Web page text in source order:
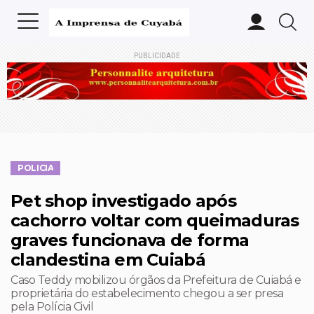
PUBLICIDADE
POLICIA
Pet shop investigado após
cachorro voltar com queimaduras
graves funcionava de forma
clandestina em Cuiabá
Caso Teddy mobilizou órgãos da Prefeitura de Cuiabá e
proprietária do estabelecimento chegou a ser presa
pela Polícia Civil